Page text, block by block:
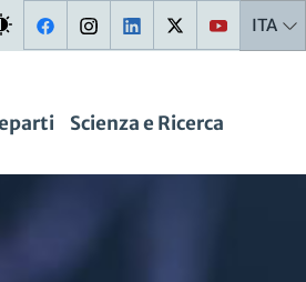
ITA
Scienza e Ricerca